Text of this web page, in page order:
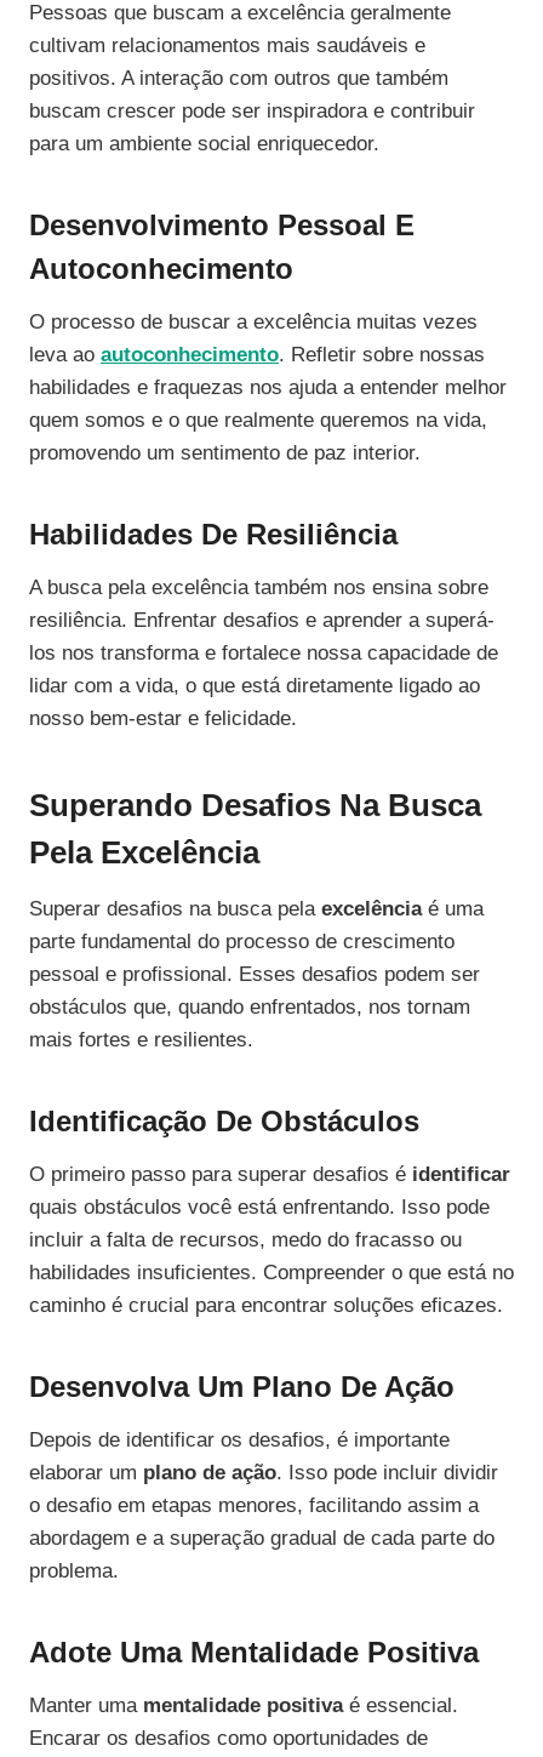
Pessoas que buscam a excelência geralmente
cultivam relacionamentos mais saudáveis e
positivos. A interação com outros que também
buscam crescer pode ser inspiradora e contribuir
para um ambiente social enriquecedor.
Desenvolvimento Pessoal E
Autoconhecimento
O processo de buscar a excelência muitas vezes
leva ao autoconhecimento. Refletir sobre nossas
habilidades e fraquezas nos ajuda a entender melhor
quem somos e o que realmente queremos na vida,
promovendo um sentimento de paz interior.
Habilidades De Resiliência
A busca pela excelência também nos ensina sobre
resiliência. Enfrentar desafios e aprender a superá-
los nos transforma e fortalece nossa capacidade de
lidar com a vida, o que está diretamente ligado ao
nosso bem-estar e felicidade.
Superando Desafios Na Busca
Pela Excelência
Superar desafios na busca pela excelênciaé uma
parte fundamental do processo de crescimento
pessoal e profissional. Esses desafios podem ser
obstáculos que, quando enfrentados, nos tornam
mais fortes e resilientes.
Identificação De Obstáculos
O primeiro passo para superar desafios é identificar
quais obstáculos você está enfrentando. Isso pode
incluir a falta de recursos, medo do fracasso ou
habilidades insuficientes. Compreender o que está no
caminho é crucial para encontrar soluções eficazes.
Desenvolva Um Plano De Ação
Depois de identificar os desafios, é importante
elaborar um plano de ação. Isso pode incluir dividir
o desafio em etapas menores, facilitando assim a
abordagem e a superação gradual de cada parte do
problema.
Adote Uma Mentalidade Positiva
Manter uma mentalidade positivaé essencial.
Encarar os desafios como oportunidades de